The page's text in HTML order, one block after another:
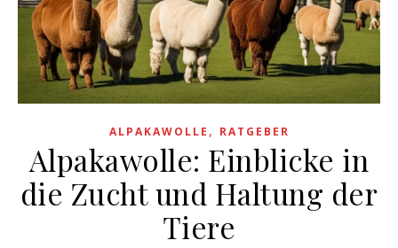
ALPAKAWOLLE , RATGEBER
Alpakawolle: Einblicke in
die Zucht und Haltung der
Tiere